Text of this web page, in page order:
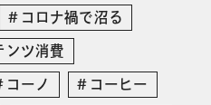
コロナ禍で沼る
ンツ消費
コーノ コーヒー